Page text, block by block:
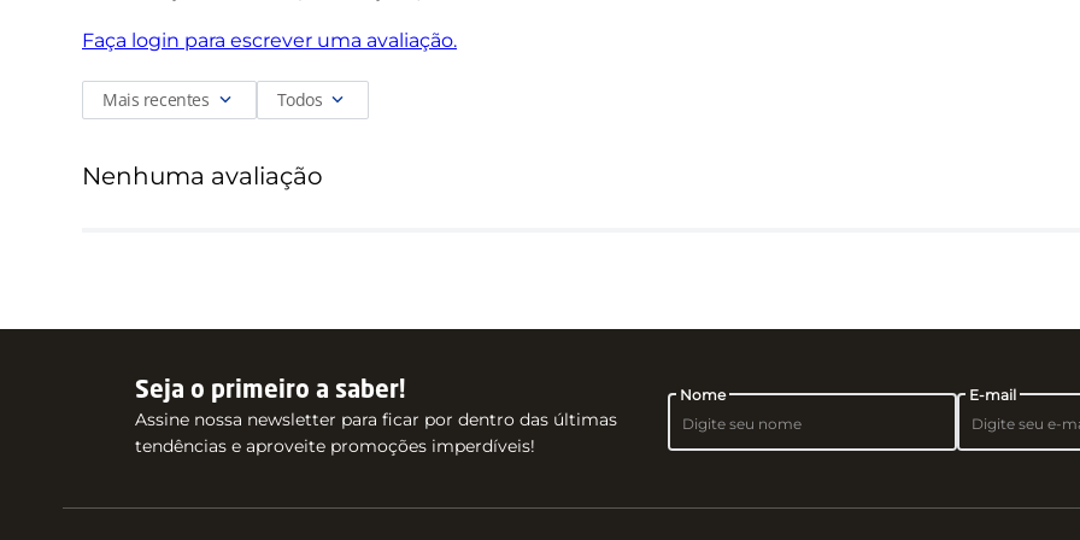
Faça login para escrever uma avaliação.
Mais recentes Todos
Nenhuma avaliação
Seja o primeiro a saber!
Assine nossa newsletter para ficar por dentro das últimas
tendências e aproveite promoções imperdíveis!
Nome E-mail